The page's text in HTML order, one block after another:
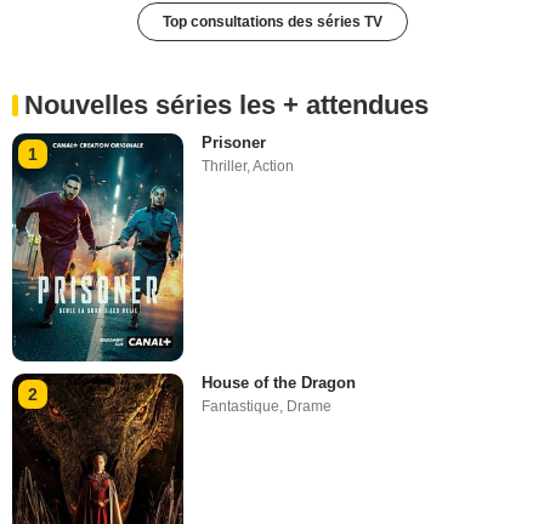
Top consultations des séries TV
Nouvelles séries les + attendues
1
Prisoner
Thriller,Action
2
House of the Dragon
Fantastique, Drame